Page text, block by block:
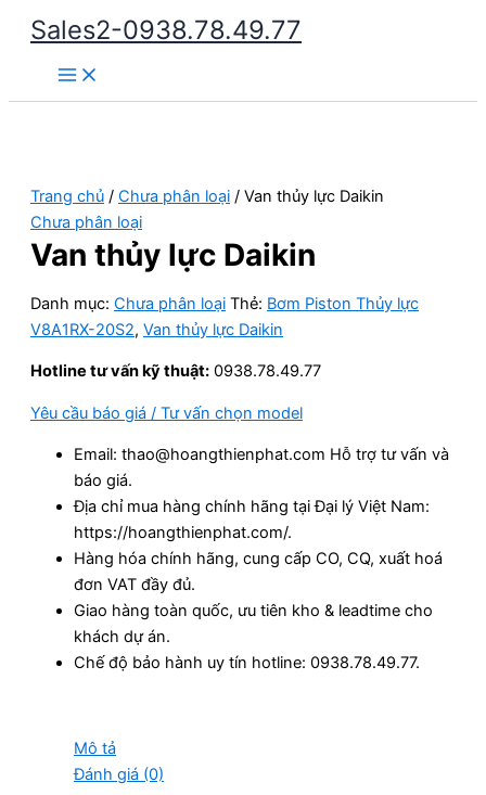
Nhảy
dung
Sales2-0938.78.49.77
Main
Menu
Trang chủ / Chưa phân loại / Van thủy lực Daikin
Chưa phân loại
Van thủy lực Daikin
Danh mục: Chưa phân loại Thẻ: Bơm Piston Thủy lực
V8A1RX-20S2, Van thủy lực Daikin
Hotline tư vấn kỹ thuật: 0938.78.49.77
Yêu cầu báo giá / Tư vấn chọn model
Email: thao@hoangthienphat.com Hỗ trợ tư vấn và
báo giá.
Địa chỉ mua hàng chính hãng tại Đại lý Việt Nam:
https://hoangthienphat.com/.
Hàng hóa chính hãng, cung cấp CO, CQ, xuất hoá
đơn VAT đầy đủ.
Giao hàng toàn quốc, ưu tiên kho & leadtime cho
khách dự án.
Chế độ bảo hành uy tín hotline: 0938.78.49.77.
Mô tả
Đánh giá (0)